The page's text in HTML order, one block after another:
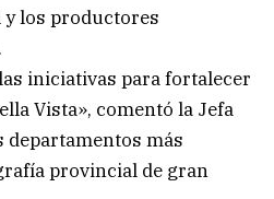
los productores
iniciativas para fortalecer
Vista», comentó la Jefa
departamentos más
provincial de gran